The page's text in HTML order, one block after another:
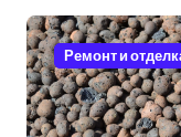
Ремонт и